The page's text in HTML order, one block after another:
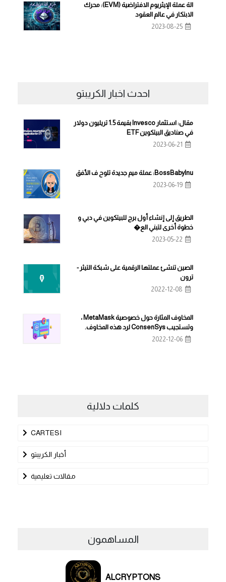
الة عملة الإيثريوم الافتراضية (EVM): محرك
الابتكار في عالم العقود
2023-08-25
احدث اخبار الكريبتو
مقال: استثمار Invesco بقيمة 1.5 تريليون دولار
في صناديق البيتكوين ETF
2023-06-21
BossBabyInu: عملة ميم جديدة تلوح ف الأفق
2023-06-19
الطريق إلى إنشاء أول برج للبيتكوين في دبي و
خطوة أخرى لتبني الع�
2023-05-22
الصين تنشئ عملتها الرقمية على شبكة التيثر -
ترون
2022-12-08
المخاوف المثارة حول خصوصية MetaMask ،
وتستجيب ConsenSys لرد هذه المخاوف.
2022-12-06
كلمات دلالية
CARTESI
أخبار الكريبتو
مقالات تعليمية
المساهمون
ALCRYPTONS